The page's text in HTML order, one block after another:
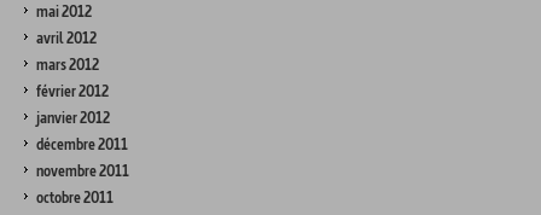
mai 2012
avril 2012
mars 2012
février 2012
janvier 2012
décembre 2011
novembre 2011
octobre 2011